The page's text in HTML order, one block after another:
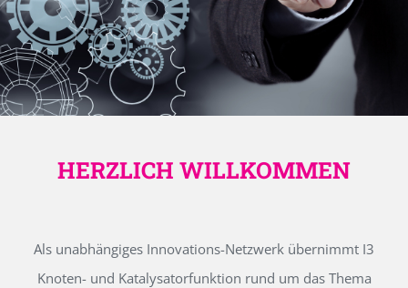
HERZLICH WILLKOMMEN
Als unabhängiges Innovations-Netzwerk übernimmt I3
Knoten- und Katalysatorfunktion rund um das Thema